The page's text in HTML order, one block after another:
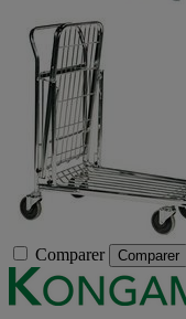
Comparer Comparer